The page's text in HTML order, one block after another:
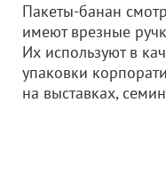
Пакеты-банан
имеют врезные
Их используют в
упаковки
на выставках,